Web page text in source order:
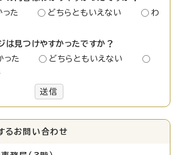
った
どちらともいえない
わ
は見つけやすかったですか？
った
どちらともいえない
送信
る お問い合わせ